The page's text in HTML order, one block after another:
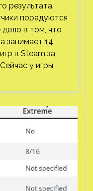
результата.
порадуются
в том, что
занимает 14
в Steam за
у игры